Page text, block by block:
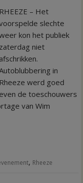
RHEEZE – Het
slechte
kon het publiek
zaterdag niet
afschrikken.
in
Rheeze werd goed
de toeschouwers
van Wim
, Rheeze